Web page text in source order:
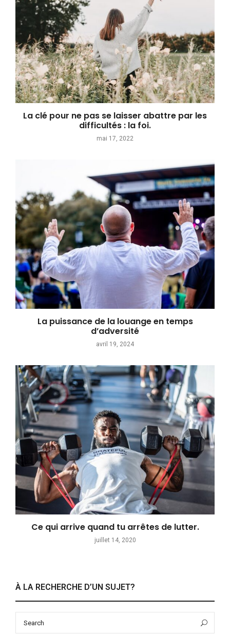
La clé pour ne pas se laisser abattre par les
difficultés : la foi.
mai 17, 2022
La puissance de la louange en temps
d’adversité
avril 19, 2024
Ce qui arrive quand tu arrêtes de lutter.
juillet 14, 2020
À LA RECHERCHE D’UN SUJET?